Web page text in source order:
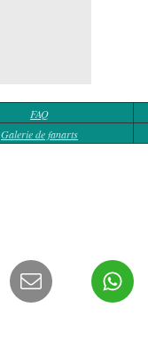
FAQ
Galerie de fanarts